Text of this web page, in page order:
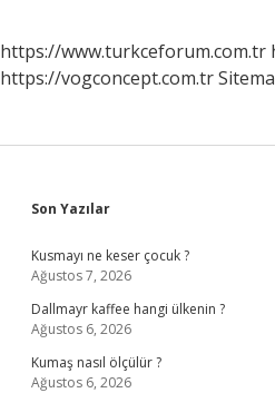
https://www.turkceforum.com.tr
https://vogconcept.com.tr
Sidebar
Son Yazılar
Kusmayı ne keser çocuk ?
Ağustos 7, 2026
Dallmayr kaffee hangi ülkenin ?
Ağustos 6, 2026
Kumaş nasıl ölçülür ?
Ağustos 6, 2026